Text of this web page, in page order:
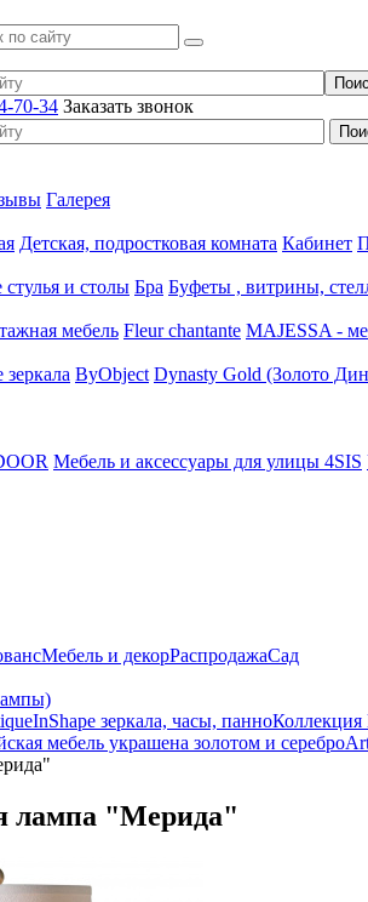
70-34 Заказать звонок
Галерея
Детская, подростковая комната Кабинет
и столы Бра Буфеты , витрины,
мебель Fleur chantante MAJESSA -
ByObject Dynasty Gold (Золото
Мебель и аксессуары для улицы 4SIS
Мебель и декорРаспродажаСад
InShape зеркала, часы, панноКоллекция
мебель украшена золотом и серебро
лампа "Мерида"